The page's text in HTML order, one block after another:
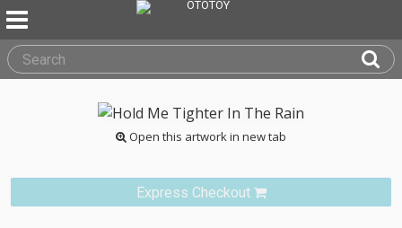
Open this artwork in new tab
Express Checkout